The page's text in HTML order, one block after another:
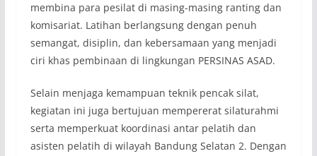
membina para pesilat di masing-masing ranting dan
komisariat. Latihan berlangsung dengan penuh
semangat, disiplin, dan kebersamaan yang menjadi
ciri khas pembinaan di lingkungan PERSINAS ASAD.
Selain menjaga kemampuan teknik pencak silat,
kegiatan ini juga bertujuan mempererat silaturahmi
serta memperkuat koordinasi antar pelatih dan
asisten pelatih di wilayah Bandung Selatan 2. Dengan